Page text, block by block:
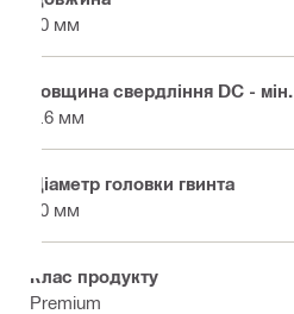
40 мм
Товщина свердління DC - мін.
4.6 мм
Діаметр головки гвинта
10 мм
Клас продукту
Premium